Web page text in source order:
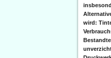
wird: